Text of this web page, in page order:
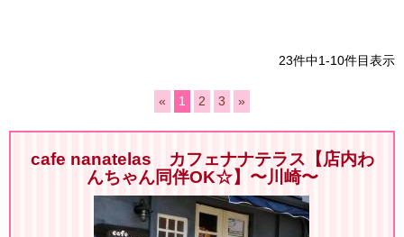
23件中1-10件目表示
« 1 2 3 »
cafe nanatelas カフェナナテラス【店内わ
んちゃん同伴OK☆】〜川崎〜